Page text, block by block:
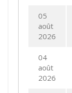
05
août
2026
04
août
2026